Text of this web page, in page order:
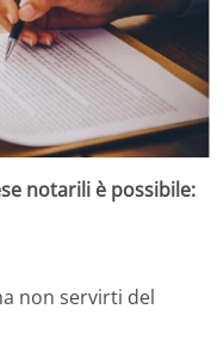
notarili è possibile:
non servirti del